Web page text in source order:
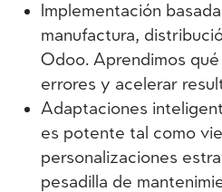
Implementación
manufactura,
Odoo. Aprendimos
errores y acelerar
Adaptaciones
es potente tal como
personalizaciones
pesadilla de